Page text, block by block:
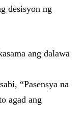
desisyon ng
ang dalawa
“Pasensya na
agad ang